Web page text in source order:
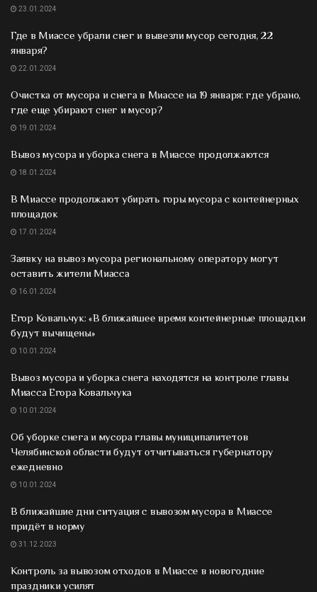
23.01.2024
Где в Миассе убрали снег и вывезли мусор сегодня, 22
января?
22.01.2024
Очистка от мусора и снега в Миассе на 19 января: где убрано,
где еще убирают снег и мусор?
19.01.2024
Вывоз мусора и уборка снега в Миассе продолжаются
18.01.2024
В Миассе продолжают убирать горы мусора с контейнерных
площадок
17.01.2024
Заявку на вывоз мусора региональному оператору могут
оставить жители Миасса
16.01.2024
Егор Ковальчук: «В ближайшее время контейнерные площадки
будут вычищены»
10.01.2024
Вывоз мусора и уборка снега находятся на контроле главы
Миасса Егора Ковальчука
10.01.2024
Об уборке снега и мусора главы муниципалитетов
Челябинской области будут отчитываться губернатору
ежедневно
10.01.2024
В ближайшие дни ситуация с вывозом мусора в Миассе
придёт в норму
31.12.2023
Контроль за вывозом отходов в Миассе в новогодние
праздники усилят